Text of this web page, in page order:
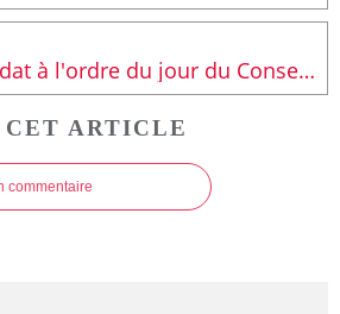
Bilan de mi-mandat à l'ordre du jour du Conseil cantonal
ARTICLE
commentaire